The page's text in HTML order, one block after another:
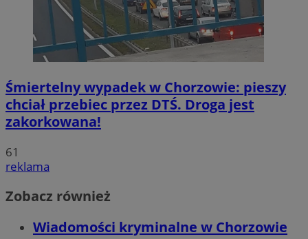
Śmiertelny wypadek w Chorzowie: pieszy
chciał przebiec przez DTŚ. Droga jest
zakorkowana!
61
reklama
Zobacz również
Wiadomości kryminalne w Chorzowie